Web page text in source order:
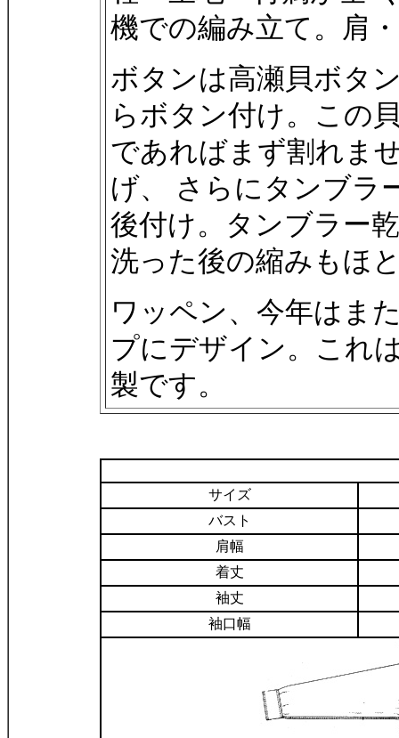
機での編み立て。肩
ボタンは高瀬貝ボタ
らボタン付け。この
であればまず割れま
げ、 さらにタンブラ
後付け。タンブラー
洗った後の縮みもほ
ワッペン、今年はま
プにデザイン。これ
製です。
サイズ
バスト
肩幅
着丈
袖丈
袖口幅